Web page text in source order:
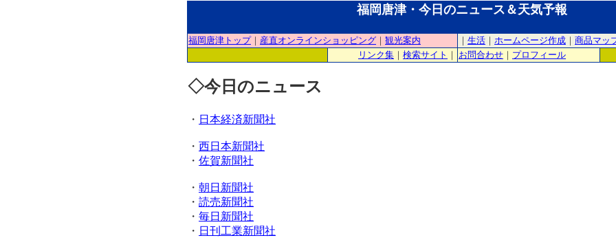
福岡唐津・今日のニュース＆天気予報
福岡唐津トップ｜ 産直オンラインショッピング ｜ 観光案内 ｜ 生活 ｜ ホームページ作成 ｜ 商品マッ
リンク集 ｜ 検索サイト ｜ お問合わせ ｜ プロフィール
◇今日のニュース
・ 日本経済新聞社
・ 西日本新聞社
・ 佐賀新聞社
・ 朝日新聞社
・ 読売新聞社
・ 毎日新聞社
・ 日刊工業新聞社